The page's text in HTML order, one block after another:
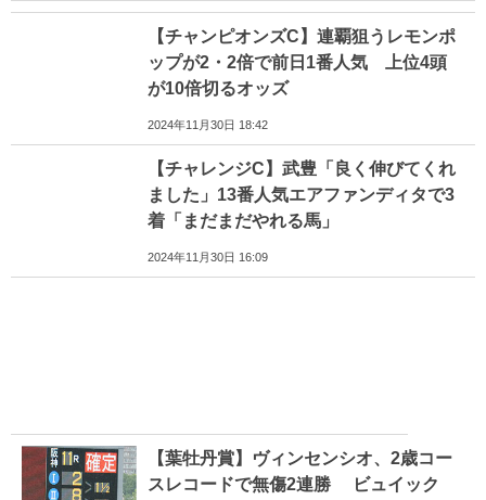
【チャンピオンズC】連覇狙うレモンポ
ップが2・2倍で前日1番人気 上位4頭
が10倍切るオッズ
2024年11月30日 18:42
【チャレンジC】武豊「良く伸びてくれ
ました」13番人気エアファンディタで3
着「まだまだやれる馬」
2024年11月30日 16:09
【葉牡丹賞】ヴィンセンシオ、2歳コー
スレコードで無傷2連勝 ビュイック